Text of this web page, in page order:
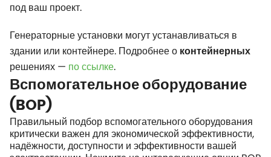
под ваш проект.
Генераторные установки могут устанавливаться в
здании или контейнере. Подробнее о контейнерных
решениях — по ссылке.
Вспомогательное оборудование
(BOP)
Правильный подбор вспомогательного оборудования
критически важен для экономической эффективности,
надёжности, доступности и эффективности вашей